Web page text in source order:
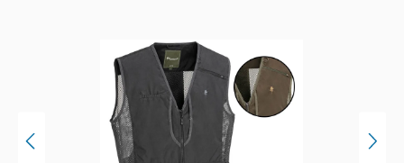
Bildergalerie überspringen